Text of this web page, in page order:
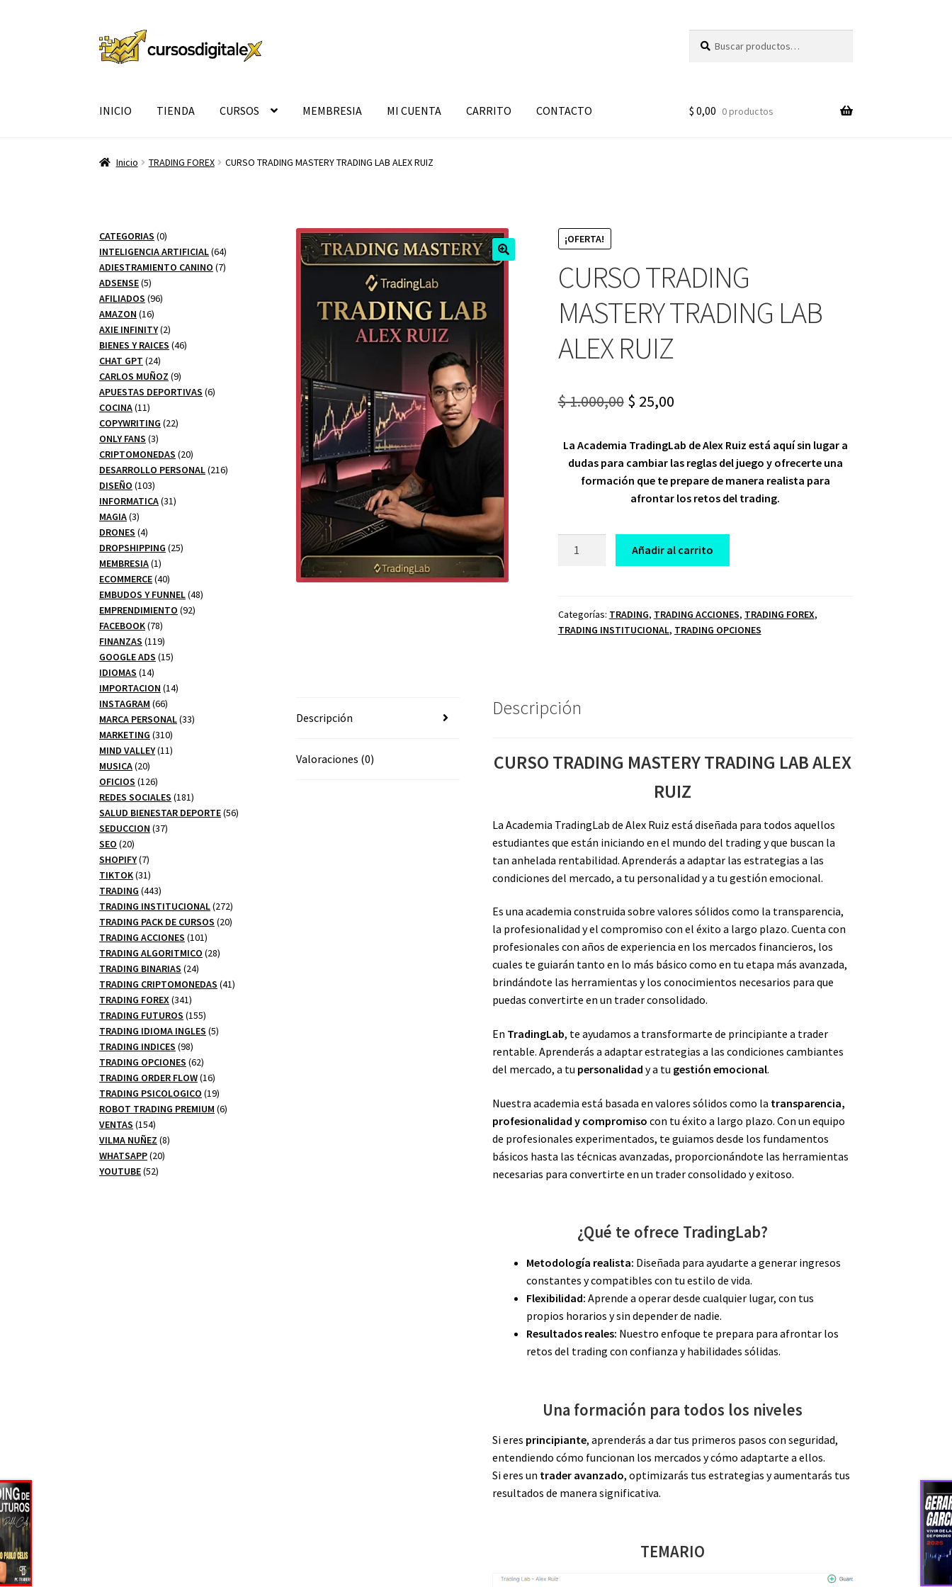
Ir
a
Ir
al
por:
INICIO TIENDA CURSOS MEMBRESIA MI CUENTA CARRITO CONTACTO $ 0,00 0 productos
Inicio TRADING FOREX CURSO TRADING MASTERY TRADING LAB ALEX RUIZ
¡OFERTA!
CURSO TRADING
MASTERY TRADING LAB
ALEX RUIZ
$1.000,00 Original
was:
$ 1.000,00.
$ 25,00Current
is:
$ 25,00.
La Academia TradingLab de Alex Ruiz está aquí sin lugar a
dudas para cambiar las reglas del juego y ofrecerte una
formación que te prepare de manera realista para
afrontar los retos del trading.
LAB
ALEX
Añadir al carrito
Categorías: TRADING, TRADING ACCIONES, TRADING FOREX,
TRADING INSTITUCIONAL, TRADING OPCIONES
Descripción
Valoraciones (0)
Descripción
CURSO TRADING MASTERY TRADING LAB ALEX
RUIZ
La Academia TradingLab de Alex Ruiz está diseñada para todos aquellos
estudiantes que están iniciando en el mundo del trading y que buscan la
tan anhelada rentabilidad. Aprenderás a adaptar las estrategias a las
condiciones del mercado, a tu personalidad y a tu gestión emocional.
Es una academia construida sobre valores sólidos como la transparencia,
la profesionalidad y el compromiso con el éxito a largo plazo. Cuenta con
profesionales con años de experiencia en los mercados financieros, los
cuales te guiarán tanto en lo más básico como en tu etapa más avanzada,
brindándote las herramientas y los conocimientos necesarios para que
puedas convertirte en un trader consolidado.
En TradingLab, te ayudamos a transformarte de principiante a trader
rentable. Aprenderás a adaptar estrategias a las condiciones cambiantes
del mercado, a tu personalidad y a tu gestión emocional.
Nuestra academia está basada en valores sólidos como la transparencia,
profesionalidad y compromiso con tu éxito a largo plazo. Con un equipo
de profesionales experimentados, te guiamos desde los fundamentos
básicos hasta las técnicas avanzadas, proporcionándote las herramientas
necesarias para convertirte en un trader consolidado y exitoso.
¿Qué te ofrece TradingLab?
Metodología realista: Diseñada para ayudarte a generar ingresos
constantes y compatibles con tu estilo de vida.
Flexibilidad: Aprende a operar desde cualquier lugar, con tus
propios horarios y sin depender de nadie.
Resultados reales: Nuestro enfoque te prepara para afrontar los
retos del trading con confianza y habilidades sólidas.
Una formación para todos los niveles
Si eres principiante, aprenderás a dar tus primeros pasos con seguridad,
entendiendo cómo funcionan los mercados y cómo adaptarte a ellos.
Si eres un trader avanzado, optimizarás tus estrategias y aumentarás tus
resultados de manera significativa.
TEMARIO
CATEGORIAS 00
productos
INTELIGENCIA ARTIFICIAL 6464
productos
ADIESTRAMIENTO CANINO 77
ADSENSE 55
productos
AFILIADOS 9696
AMAZON 1616
productos
AXIE INFINITY 22
productos
BIENES Y RAICES 4646
CHAT GPT 2424
productos
CARLOS MUÑOZ 99
productos
APUESTAS DEPORTIVAS 66
COCINA 1111
productos
COPYWRITING 2222
ONLY FANS 33
productos
CRIPTOMONEDAS 2020
productos
DESARROLLO PERSONAL 216216
DISEÑO 103103
productos
INFORMATICA 3131
MAGIA 33
productos
DRONES 44
productos
DROPSHIPPING 2525
MEMBRESIA 11
producto
ECOMMERCE 4040
productos
EMBUDOS Y FUNNEL 4848
EMPRENDIMIENTO 9292
FACEBOOK 7878
productos
FINANZAS 119119
productos
GOOGLE ADS 1515
IDIOMAS 1414
productos
IMPORTACION 1414
INSTAGRAM 6666
productos
MARCA PERSONAL 3333
MARKETING 310310
productos
MIND VALLEY 1111
MUSICA 2020
productos
OFICIOS 126126
productos
REDES SOCIALES 181181
productos
SALUD BIENESTAR DEPORTE 5656
SEDUCCION 3737
SEO 2020
productos
SHOPIFY 77
productos
TIKTOK 3131
productos
TRADING 443443
productos
TRADING INSTITUCIONAL 272272
productos
TRADING PACK DE CURSOS 2020
TRADING ACCIONES 101101
productos
TRADING ALGORITMICO 2828
TRADING BINARIAS 2424
productos
TRADING CRIPTOMONEDAS 4141
TRADING FOREX 341341
productos
TRADING FUTUROS 155155
productos
TRADING IDIOMA INGLES 55
TRADING INDICES 9898
productos
TRADING OPCIONES 6262
productos
TRADING ORDER FLOW 1616
productos
TRADING PSICOLOGICO 1919
productos
ROBOT TRADING PREMIUM 66
VENTAS 154154
productos
VILMA NUÑEZ 88
WHATSAPP 2020
YOUTUBE 5252